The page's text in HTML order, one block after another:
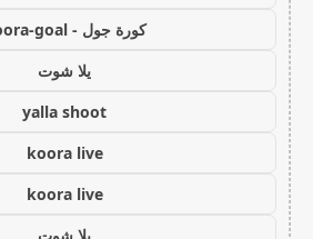
كورة جول - koora-goal
يلا شوت
yalla shoot
koora live
koora live